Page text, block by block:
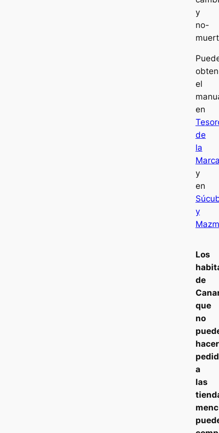
y
no-
el
en
de
la
y
en
y
Los
de
que
no
hacer
a
las